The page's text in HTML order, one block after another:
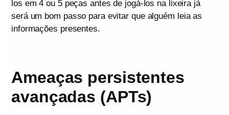
los em 4 ou 5 peças antes de jogá-los na lixeira já
será um bom passo para evitar que alguém leia as
informações presentes.
Ameaças persistentes
avançadas (APTs)